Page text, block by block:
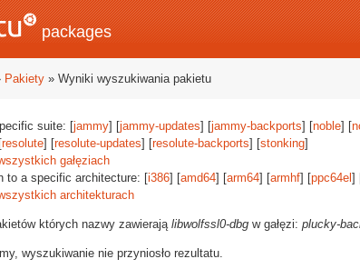
packages
Pakiety » Wyniki wyszukiwania pakietu
suite: [jammy] [jammy-updates] [jammy-backports] [noble] [
resolute] [resolute-updates] [resolute-backports] [stonking]
gałęziach
to a specific architecture: [i386] [amd64] [arm64] [armhf] [ppc64el ]
architekturach
których nazwy zawierają libwolfssl0-dbg w gałęzi: plucky-
wyszukiwanie nie przyniosło rezultatu.